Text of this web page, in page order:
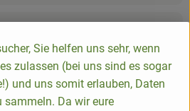
Sie helfen uns sehr, wenn
zulassen (bei uns sind es sogar
und uns somit erlauben, Daten
Da wir eure